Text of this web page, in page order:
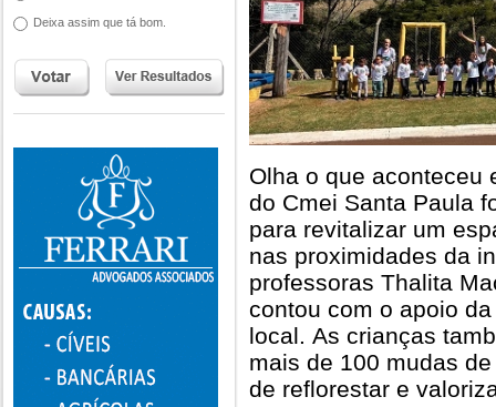
Deixa assim que tá bom.
Olha o que aconteceu
do Cmei Santa Paula
para revitalizar um
nas proximidades da
professoras Thalita
contou com o apoio
local. As crianças
mais de 100 mudas
de reflorestar e